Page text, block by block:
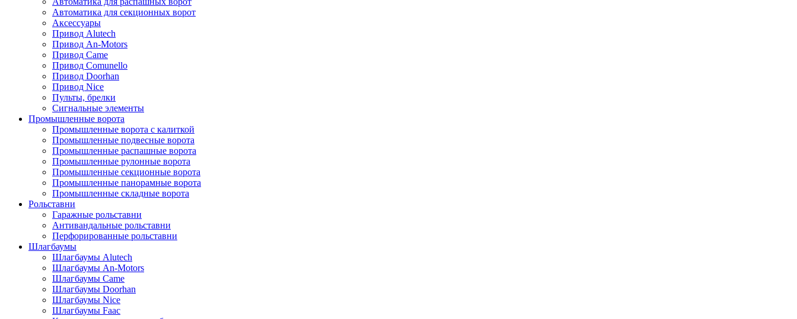
Автоматика для секционных ворот
Аксессуары
Привод Alutech
Привод An-Motors
Привод Came
Привод Comunello
Привод Doorhan
Привод Nice
Пульты, брелки
Сигнальные элементы
Промышленные ворота
Промышленные ворота с калиткой
Промышленные подвесные ворота
Промышленные распашные ворота
Промышленные рулонные ворота
Промышленные секционные ворота
Промышленные панорамные ворота
Промышленные складные ворота
Рольставни
Гаражные рольставни
Антивандальные рольставни
Перфорированные рольставни
Шлагбаумы
Шлагбаумы Alutech
Шлагбаумы An-Motors
Шлагбаумы Came
Шлагбаумы Doorhan
Шлагбаумы Nice
Шлагбаумы Faac